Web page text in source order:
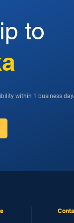
to
within 1 business day.